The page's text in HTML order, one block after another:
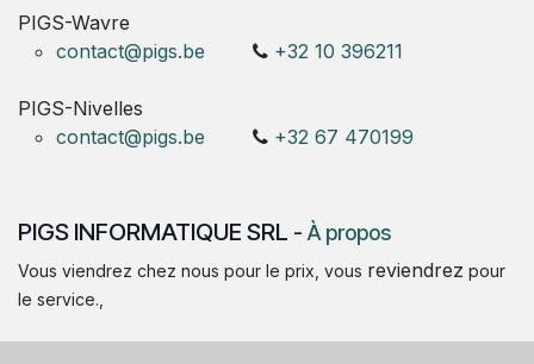
PIGS-Wavre
contact@pigs.be
+32 10 396211
PIGS-Nivelles
contact@pigs.be
+32 67 470199
PIGS INFORMATIQUE SRL -À propos
Vous viendrez chez nous pour le prix, vous reviendrez pour
le service.,